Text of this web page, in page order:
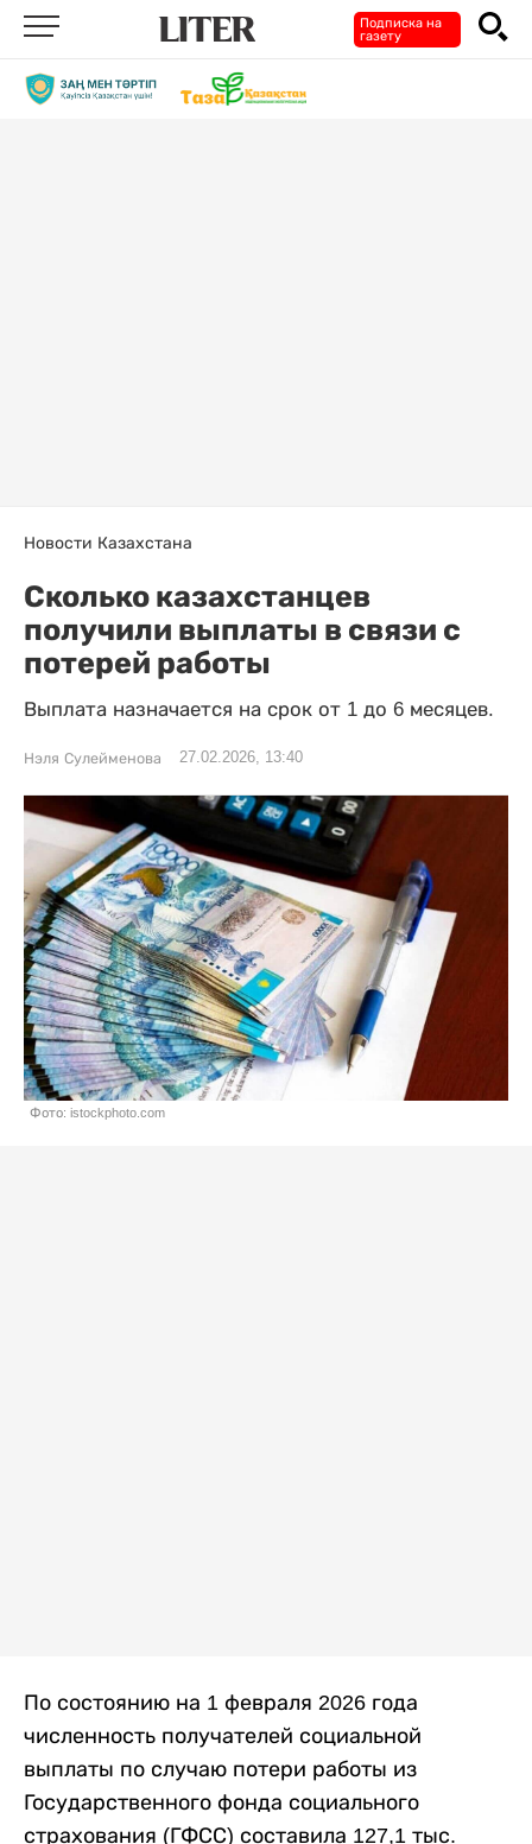
Подписка на
газету
Новости Казахстана
Сколько казахстанцев
получили выплаты в связи с
потерей работы
Выплата назначается на срок от 1 до 6 месяцев.
Нэля Сулейменова 27.02.2026, 13:40
Фото: istockphoto.com
По состоянию на 1 февраля 2026 года
численность получателей социальной
выплаты по случаю потери работы из
Государственного фонда социального
страхования (ГФСС) составила 127,1 тыс.